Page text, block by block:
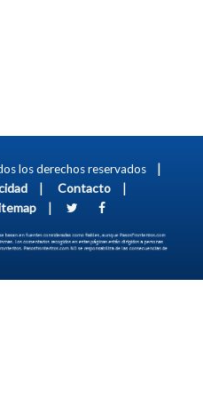
los derechos reservados|
| Contacto |
|